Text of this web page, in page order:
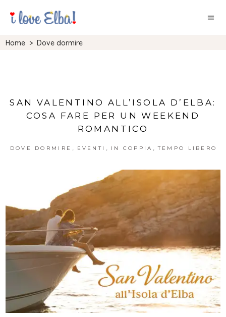
Home >Dove dormire
SAN VALENTINO ALL’ISOLA D’ELBA:
COSA FARE PER UN WEEKEND
ROMANTICO
DOVE DORMIRE , EVENTI , IN COPPIA , TEMPO LIBERO